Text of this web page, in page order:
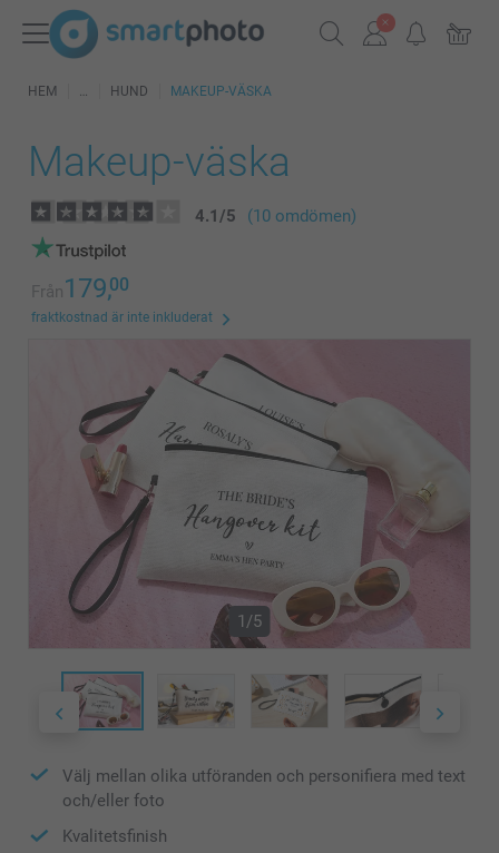
HEM HUND MAKEUP-VÄSKA
Makeup-väska
4.1/5 (10 omdömen)
Från179,00
fraktkostnad är inte inkluderat
1/5
Välj mellan olika utföranden och personifiera med text
och/eller foto
Kvalitetsfinish